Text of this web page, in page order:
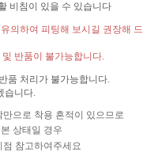
비침이 있을 수 있습니다
의하여 피팅해 보시길 권장해 드
반품이 불가능합니다.
반품 처리가 불가능합니다.
습니다.
으로 착용 흔적이 있으므로
상태일 경우
참고하여주세요